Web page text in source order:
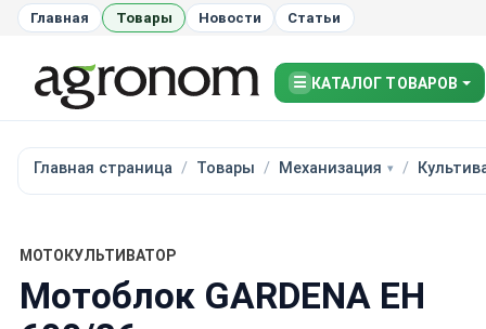
Главная Товары Новости Статьи
☰ КАТАЛОГ ТОВАРОВ
Главная страница Товары Механизация
МОТОКУЛЬТИВАТОР
Мотоблок GARDENA EH